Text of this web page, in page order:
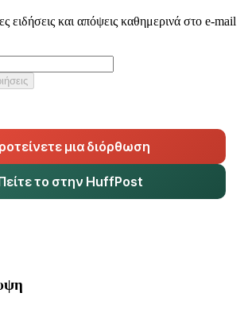
ειδήσεις και απόψεις καθημερινά στο e-mail
μια διόρθωση
το στην HuffPost